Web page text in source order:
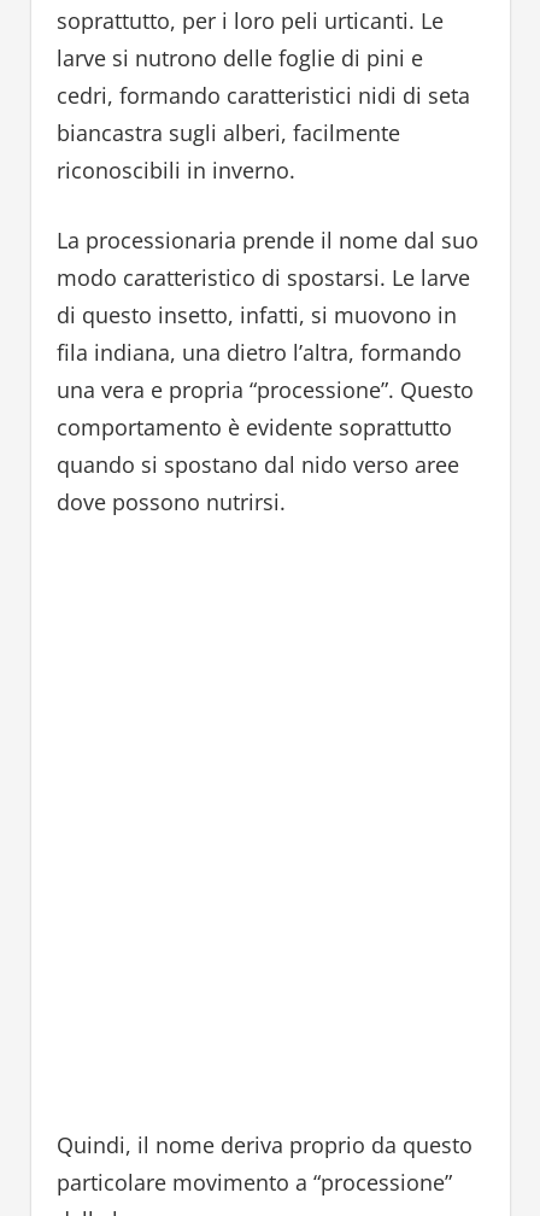
soprattutto, per i loro peli urticanti. Le
larve si nutrono delle foglie di pini e
cedri, formando caratteristici nidi di seta
biancastra sugli alberi, facilmente
riconoscibili in inverno.
La processionaria prende il nome dal suo
modo caratteristico di spostarsi. Le larve
di questo insetto, infatti, si muovono in
fila indiana, una dietro l’altra, formando
una vera e propria “processione”. Questo
comportamento è evidente soprattutto
quando si spostano dal nido verso aree
dove possono nutrirsi.
Quindi, il nome deriva proprio da questo
particolare movimento a “processione”